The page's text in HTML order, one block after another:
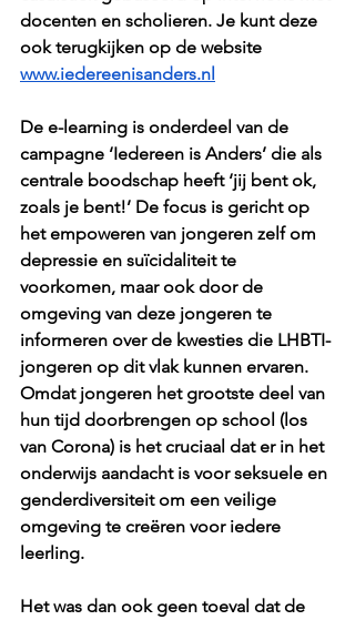
docenten en scholieren. Je kunt deze
ook terugkijken op de website
www.iedereenisanders.nl
De e-learning is onderdeel van de
campagne ‘Iedereen is Anders’ die als
centrale boodschap heeft ‘jij bent ok,
zoals je bent!’ De focus is gericht op
het empoweren van jongeren zelf om
depressie en suïcidaliteit te
voorkomen, maar ook door de
omgeving van deze jongeren te
informeren over de kwesties die LHBTI-
jongeren op dit vlak kunnen ervaren.
Omdat jongeren het grootste deel van
hun tijd doorbrengen op school (los
van Corona) is het cruciaal dat er in het
onderwijs aandacht is voor seksuele en
genderdiversiteit om een veilige
omgeving te creëren voor iedere
leerling.
Het was dan ook geen toeval dat de